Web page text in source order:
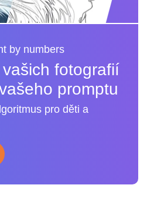
by numbers
fotografií
promptu
pro děti a